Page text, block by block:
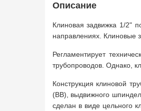
Описание
Клиновая задвижка 1/2"
направлениях. Клиновые
Регламентирует
трубопроводов. Однако,
Конструкция клиновой
(BB), выдвижного
сделан в виде цельного